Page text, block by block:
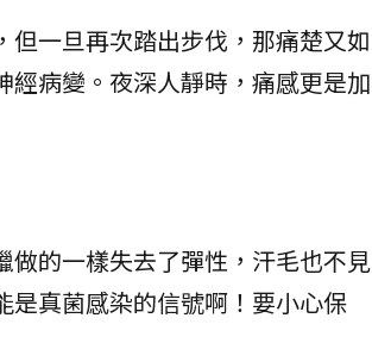
一旦再次踏出步伐，那痛楚又如
病變。夜深人靜時，痛感更是加
的一樣失去了彈性，汗毛也不見
是真菌感染的信號啊！要小心保